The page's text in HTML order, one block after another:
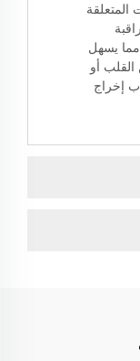
المتعلقة
يسهل
القلب أو
إخراج